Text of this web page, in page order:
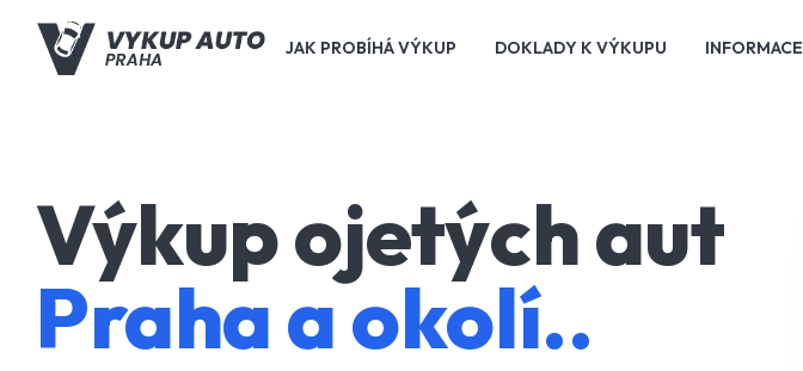
JAK PROBÍHÁ VÝKUP DOKLADY K VÝKUPU INFORMACE
Výkup ojetých aut
Praha a okolí..